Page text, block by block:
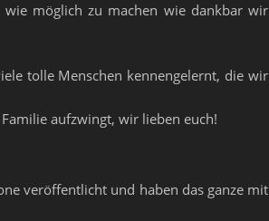
möglich zu machen wie dankbar wir
tolle Menschen kennengelernt, die wir
aufzwingt, wir lieben euch!
veröffentlicht und haben das ganze mit